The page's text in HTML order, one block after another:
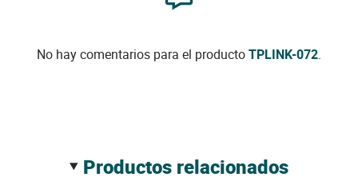
No hay comentarios para el productoTPLINK-072.
productos relacionados